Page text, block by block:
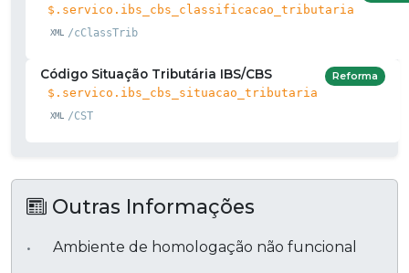
$.servico.ibs_cbs_classificacao_tributaria
/cClassTrib
Código Situação Tributária IBS/CBS
$.servico.ibs_cbs_situacao_tributaria
/CST
Reforma
Outras Informações
Ambiente de homologação não funcional